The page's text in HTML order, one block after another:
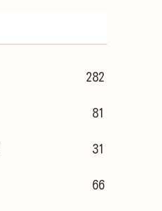
282
81
31
66